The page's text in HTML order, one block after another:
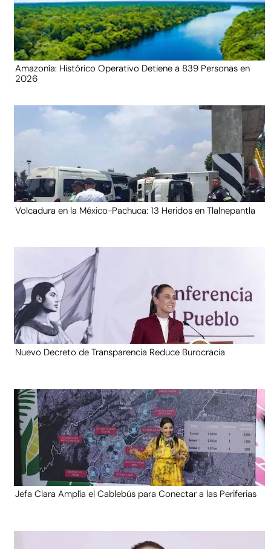
Amazonía: Histórico Operativo Detiene a 839 Personas en
2026
Volcadura en la México-Pachuca: 13 Heridos en Tlalnepantla
Nuevo Decreto de Transparencia Reduce Burocracia
Jefa Clara Amplía el Cablebús para Conectar a las Periferias